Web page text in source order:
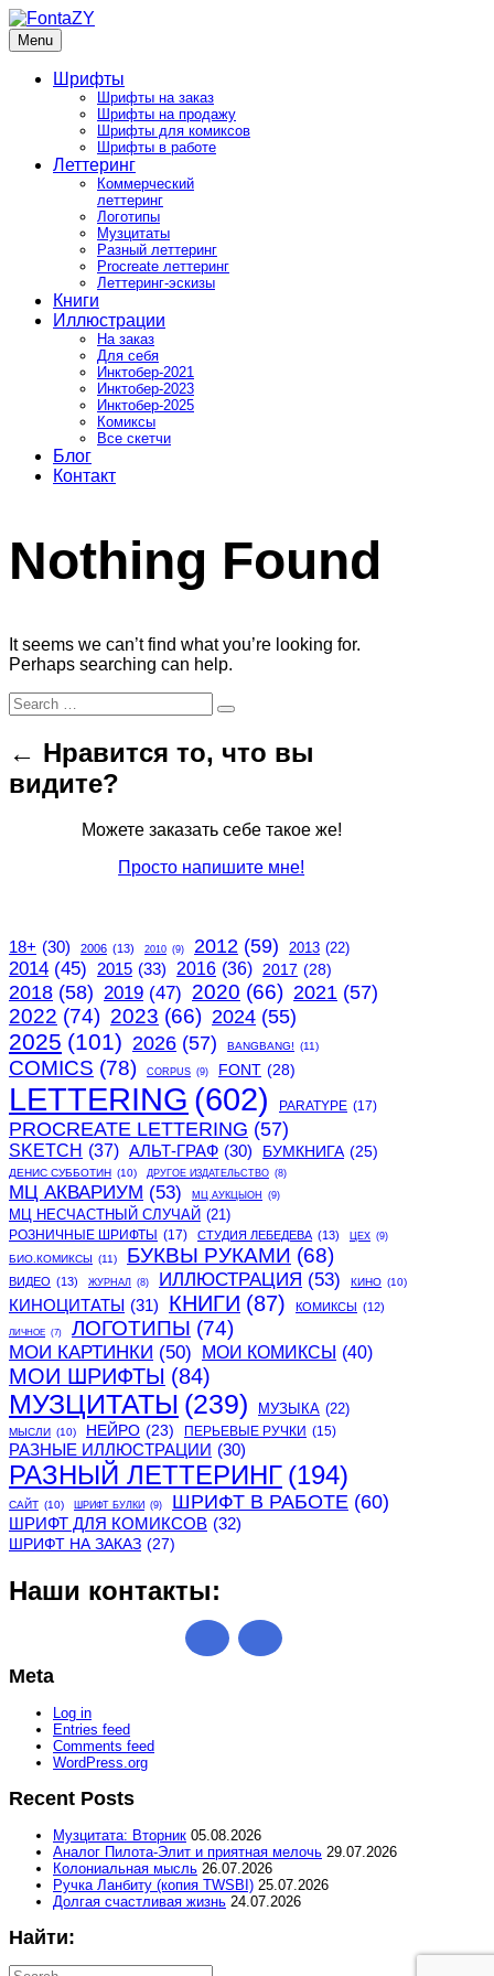
Skip
to
content
FontaZY
Fonts and pictures by Zakhar Yaschin
Menu
Шрифты
Шрифты на заказ
Шрифты на продажу
Шрифты для комиксов
Шрифты в работе
Леттеринг
Коммерческий
леттеринг
Логотипы
Музцитаты
Разный леттеринг
Procreate леттеринг
Леттеринг-эскизы
Книги
Иллюстрации
На заказ
Для себя
Инктобер-2021
Инктобер-2023
Инктобер-2025
Комиксы
Все скетчи
Блог
Контакт
Nothing Found
It seems we can’t find what you’re looking for.
Perhaps searching can help.
Search
for:
Search
← Нравится то, что вы
видите?
Можете заказать себе такое же!
Просто напишите мне!
18+ (30) 2006 (13) 2010 (9) 2012 (59) 2013 (22)
2014 (45) 2015 (33) 2016 (36) 2017 (28)
2018 (58) 2019 (47) 2020 (66) 2021 (57)
2022 (74) 2023 (66) 2024 (55)
2025 (101) 2026 (57) BANGBANG! (11)
COMICS (78) CORPUS (9) FONT (28)
LETTERING (602) PARATYPE (17)
PROCREATE LETTERING (57)
SKETCH (37) АЛЬТ-ГРАФ (30) БУМКНИГА (25)
ДЕНИС СУББОТИН (10) ДРУГОЕ ИЗДАТЕЛЬСТВО (8)
МЦ АКВАРИУМ (53) МЦ АУКЦЫОН (9)
МЦ НЕСЧАСТНЫЙ СЛУЧАЙ (21)
РОЗНИЧНЫЕ ШРИФТЫ (17) СТУДИЯ ЛЕБЕДЕВА (13) ЦЕХ (9)
БИО.КОМИКСЫ (11) БУКВЫ РУКАМИ (68)
ВИДЕО (13) ЖУРНАЛ (8) ИЛЛЮСТРАЦИЯ (53) КИНО (10)
КИНОЦИТАТЫ (31) КНИГИ (87) КОМИКСЫ (12)
ЛИЧНОЕ (7) ЛОГОТИПЫ (74)
МОИ КАРТИНКИ (50) МОИ КОМИКСЫ (40)
МОИ ШРИФТЫ (84)
МУЗЦИТАТЫ (239) МУЗЫКА (22)
МЫСЛИ (10) НЕЙРО (23) ПЕРЬЕВЫЕ РУЧКИ (15)
РАЗНЫЕ ИЛЛЮСТРАЦИИ (30)
РАЗНЫЙ ЛЕТТЕРИНГ (194)
САЙТ (10) ШРИФТ БУЛКИ (9) ШРИФТ В РАБОТЕ (60)
ШРИФТ ДЛЯ КОМИКСОВ (32)
ШРИФТ НА ЗАКАЗ (27)
Наши контакты:
Meta
Log in
Entries feed
Comments feed
WordPress.org
Recent Posts
Музцитата: Вторник 05.08.2026
Аналог Пилота-Элит и приятная мелочь 29.07.2026
Колониальная мысль 26.07.2026
Ручка Ланбиту (копия TWSBI) 25.07.2026
Долгая счастливая жизнь 24.07.2026
Найти:
Search